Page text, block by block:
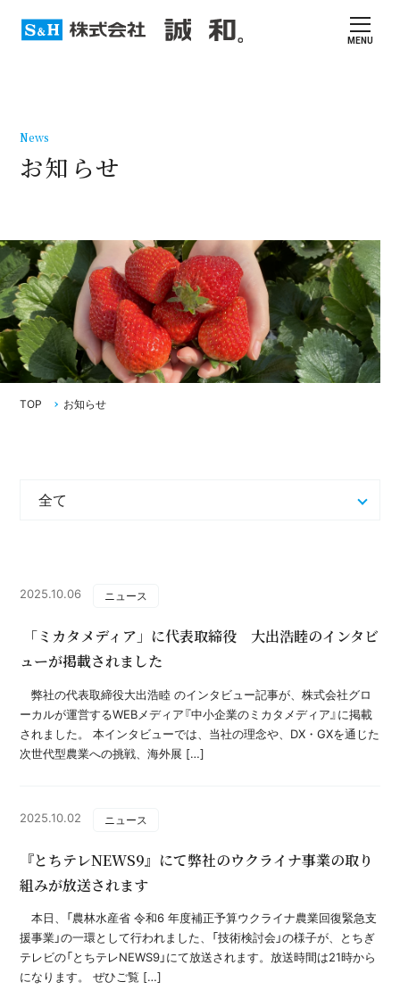
MENU
News
お知らせ
TOP お知らせ
2025.10.06 ニュース
「ミカタメディア」に代表取締役 大出浩睦のインタビ
ューが掲載されました
弊社の代表取締役大出浩睦 のインタビュー記事が、株式会社グロ
ーカルが運営するWEBメディア『中小企業のミカタメディア』に掲載
されました。 本インタビューでは、当社の理念や、DX・GXを通じた
次世代型農業への挑戦、海外展 […]
2025.10.02 ニュース
『とちテレNEWS9』にて弊社のウクライナ事業の取り
組みが放送されます
本日、「農林水産省 令和6 年度補正予算ウクライナ農業回復緊急支
援事業」の一環として行われました、「技術検討会」の様子が、とちぎ
テレビの「とちテレNEWS9」にて放送されます。放送時間は21時から
になります。 ぜひご覧 […]